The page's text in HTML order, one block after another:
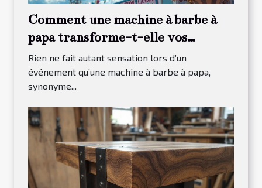
Comment une machine à barbe à
papa transforme-t-elle vos
événements ?
Rien ne fait autant sensation lors d’un
événement qu’une machine à barbe à papa,
synonyme...